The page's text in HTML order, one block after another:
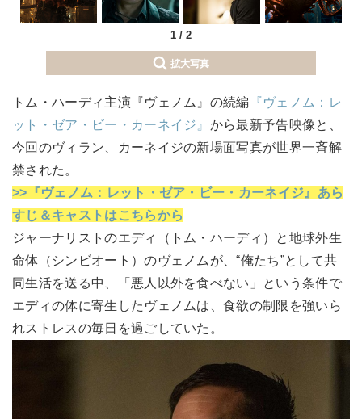
1 / 2
拡大写真
トム・ハーディ主演『ヴェノム』の続編 『ヴェノム：レ
ット・ゼア・ビー・カーネイジ』 から最新予告映像と、
今回のヴィラン、カーネイジの新場面写真が世界一斉解
禁された。
>>『ヴェノム：レット・ゼア・ビー・カーネイジ』あら
すじ＆キャストはこちらから
ジャーナリストのエディ（トム・ハーディ）と地球外生
命体（シンビオート）のヴェノムが、“俺たち”として共
同生活を送る中、「悪人以外を食べない」という条件で
エディの体に寄生したヴェノムは、食欲の制限を強いら
れストレスの毎日を過ごしていた。